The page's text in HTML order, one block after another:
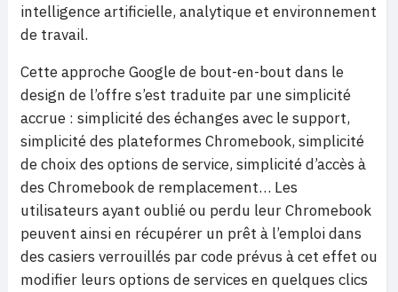
intelligence artificielle, analytique et environnement
de travail.
Cette approche Google de bout-en-bout dans le
design de l’offre s’est traduite par une simplicité
accrue : simplicité des échanges avec le support,
simplicité des plateformes Chromebook, simplicité
de choix des options de service, simplicité d’accès à
des Chromebook de remplacement… Les
utilisateurs ayant oublié ou perdu leur Chromebook
peuvent ainsi en récupérer un prêt à l’emploi dans
des casiers verrouillés par code prévus à cet effet ou
modifier leurs options de services en quelques clics